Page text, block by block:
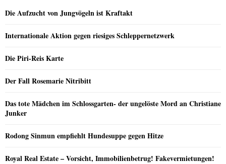
Die Aufzucht von Jungvögeln ist Kraftakt
Internationale Aktion gegen riesiges Schleppernetzwerk
Die Piri-Reis Karte
Der Fall Rosemarie Nitribitt
Das tote Mädchen im Schlossgarten- der ungelöste Mord an Christiane
Junker
Rodong Sinmun empfiehlt Hundesuppe gegen Hitze
Royal Real Estate – Vorsicht, Immobilienbetrug! Fakevermietungen!